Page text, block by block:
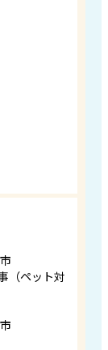
（ペット対